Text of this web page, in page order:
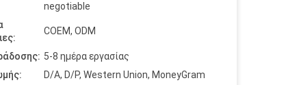
negotiable
COEM, ODM
5-8 ημέρα εργασίας
D/A, D/P, Western Union, MoneyGram